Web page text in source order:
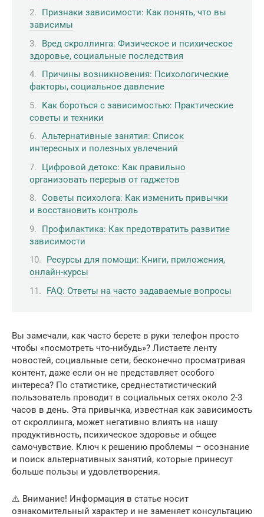
Признаки зависимости: Как понять, что вы
зависимы
Вред скроллинга: Физическое и психическое
здоровье, социальные последствия
Причины возникновения: Психологические
факторы, социальное давление
Как бороться с зависимостью: Практические
советы и техники
Альтернативные занятия: Список
интересных и полезных увлечений
Цифровой детокс: Как правильно
организовать перерыв от гаджетов
Советы психолога: Как изменить привычки
и восстановить контроль
Профилактика: Как предотвратить развитие
зависимости
Ресурсы для помощи: Книги, приложения,
онлайн-курсы
FAQ: Ответы на часто задаваемые вопросы
Вы замечали, как часто берете в руки телефон просто
чтобы «посмотреть что-нибудь»? Листаете ленту
новостей, социальные сети, бесконечно просматривая
контент, даже если он не представляет особого
интереса? По статистике, среднестатистический
пользователь проводит в социальных сетях около 2-3
часов в день. Эта привычка, известная как зависимость
от скроллинга, может негативно влиять на нашу
продуктивность, психическое здоровье и общее
самочувствие. Ключ к решению проблемы – осознание
и поиск альтернативных занятий, которые принесут
больше пользы и удовлетворения.
⚠️ Внимание! Информация в статье носит
ознакомительный характер и не заменяет консультацию